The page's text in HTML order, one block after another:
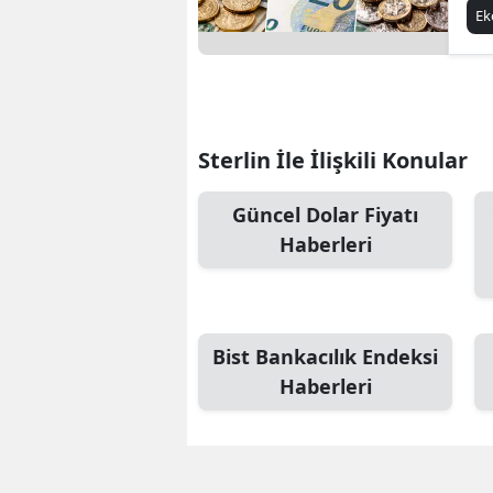
Sterlin İle İlişkili Konular
Güncel Dolar Fiyatı
Haberleri
Bist Bankacılık Endeksi
Haberleri